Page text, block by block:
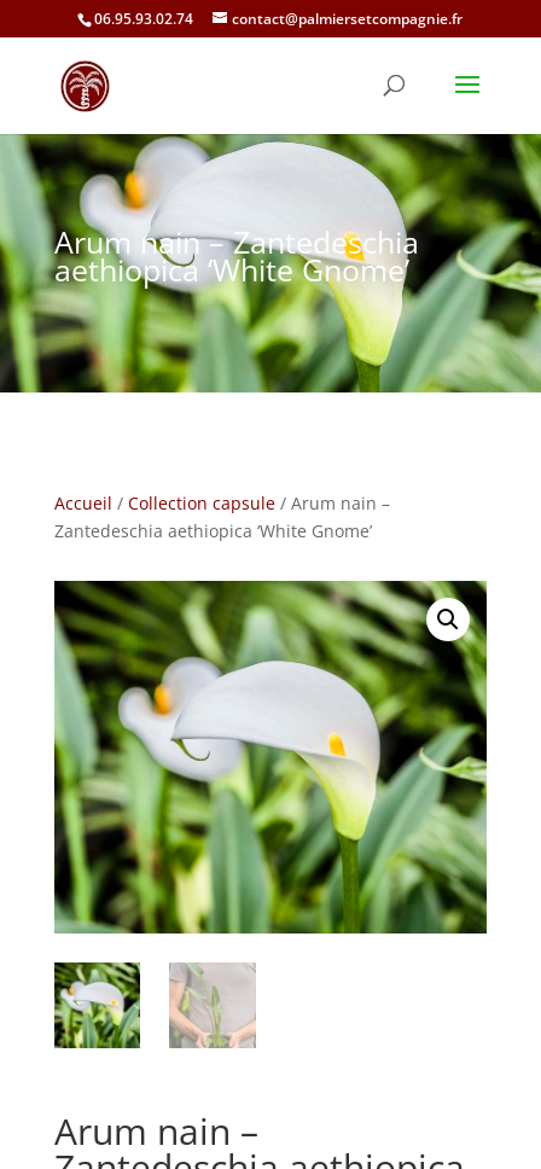
06.95.93.02.74 contact@palmiersetcompagnie.fr
Arum nain – Zantedeschia
aethiopica ‘White Gnome’
Accueil / Collection capsule/ Arum nain –
Zantedeschia aethiopica ‘White Gnome’
Arum nain –